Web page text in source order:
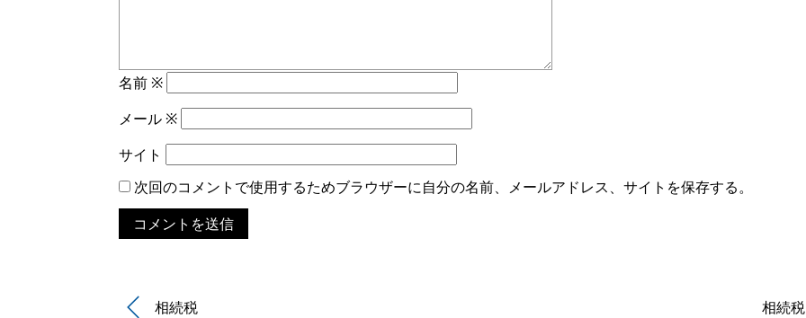
名前※
メール※
サイト
次回のコメントで使用するためブラウザーに自分の名前、メールアドレス、サイトを保存する。
相続税 相続税